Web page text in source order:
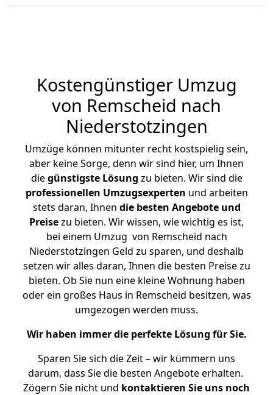
Kostengünstiger Umzug
von Remscheid nach
Niederstotzingen
Umzüge können mitunter recht kostspielig sein,
aber keine Sorge, denn wir sind hier, um Ihnen
diegünstigste Lösung zu bieten. Wir sind die
professionellen Umzugsexperten und arbeiten
stets daran, Ihnen die besten Angebote und
Preisezu bieten. Wir wissen, wie wichtig es ist,
bei einem Umzug von Remscheid nach
Niederstotzingen Geld zu sparen, und deshalb
setzen wir alles daran, Ihnen die besten Preise zu
bieten. Ob Sie nun eine kleine Wohnung haben
oder ein großes Haus in Remscheid besitzen, was
umgezogen werden muss.
Wir haben immer die perfekte Lösung für Sie.
Sparen Sie sich die Zeit – wir kümmern uns
darum, dass Sie die besten Angebote erhalten.
Zögern Sie nicht und kontaktieren Sie uns noch